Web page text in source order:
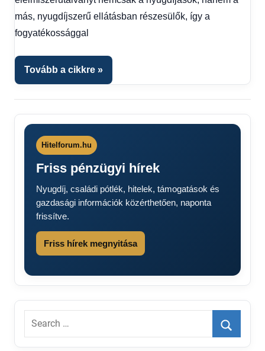
kézből,
más, nyugdíjszerű ellátásban részesülők, így a
fogyatékossággal
Tovább a cikkre
Hitelforum.hu
Friss pénzügyi hírek
Nyugdíj, családi pótlék, hitelek, támogatások és
gazdasági információk közérthetően, naponta
frissítve.
Friss hírek megnyitása
Search
Search